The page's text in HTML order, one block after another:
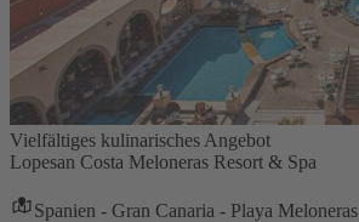
Vielfältiges kulinarisches Angebot
Lopesan Costa Meloneras Resort & Spa
Spanien - Gran Canaria - Playa Meloneras